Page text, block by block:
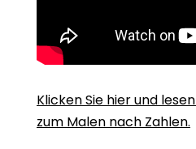
Klicken Sie hier und
zum Malen nach Zahlen.